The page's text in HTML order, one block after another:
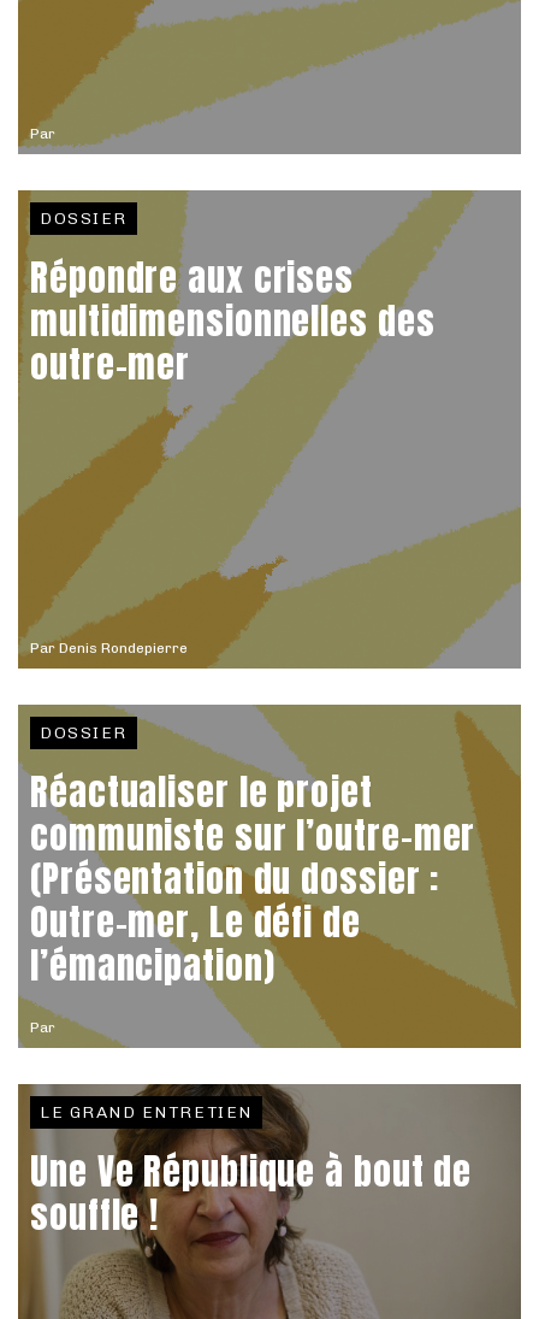
Par
Par Denis Rondepierre
DOSSIER
Répondre aux crises
multidimensionnelles des
outre-mer
Par
DOSSIER
Réactualiser le projet
communiste sur l’outre-mer
(Présentation du dossier :
Outre-mer, Le défi de
l’émancipation)
LE GRAND ENTRETIEN
Une Ve République à bout de
souffle !